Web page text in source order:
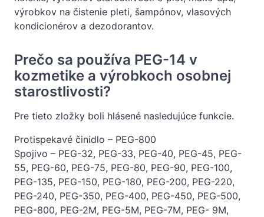
výrobkov na čistenie pleti, šampónov, vlasových
kondicionérov a dezodorantov.
Prečo sa používa PEG-14 v
kozmetike a výrobkoch osobnej
starostlivosti?
Pre tieto zložky boli hlásené nasledujúce funkcie.
Protispekavé činidlo – PEG-800
Spojivo – PEG-32, PEG-33, PEG-40, PEG-45, PEG-
55, PEG-60, PEG-75, PEG-80, PEG-90, PEG-100,
PEG-135, PEG-150, PEG-180, PEG-200, PEG-220,
PEG-240, PEG-350, PEG-400, PEG-450, PEG-500,
PEG-800, PEG-2M, PEG-5M, PEG-7M, PEG- 9M,